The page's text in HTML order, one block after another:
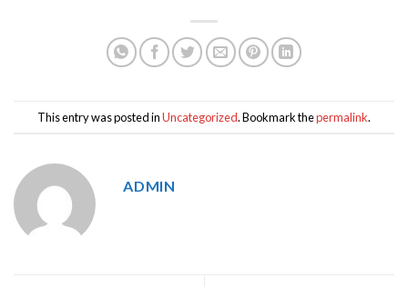
This entry was posted inUncategorized. Bookmark thepermalink.
ADMIN